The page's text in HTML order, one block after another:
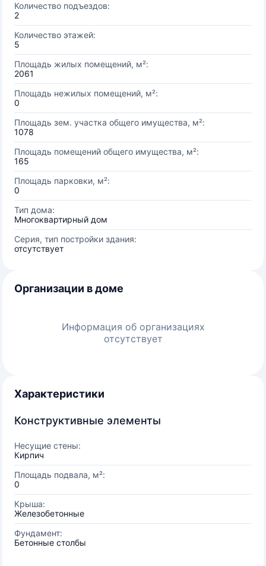
Количество подъездов:
2
Количество этажей:
5
Площадь жилых помещений, м²:
2061
Площадь нежилых помещений, м²:
0
Площадь зем. участка общего имущества, м²:
1078
Площадь помещений общего имущества, м²:
165
Площадь парковки, м²:
0
Тип дома:
Многоквартирный дом
Серия, тип постройки здания:
отсутствует
Организации в доме
Информация об организациях
отсутствует
Характеристики
Конструктивные элементы
Несущие стены:
Кирпич
Площадь подвала, м²:
0
Крыша:
Железобетонные
Фундамент:
Бетонные столбы